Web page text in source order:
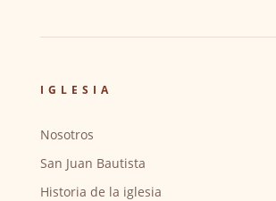
IGLESIA
Nosotros
San Juan Bautista
Historia de la iglesia